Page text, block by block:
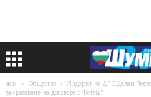
дом Общество
Лидерът на ДПС Делян
замразяване на договора с “Боташ”